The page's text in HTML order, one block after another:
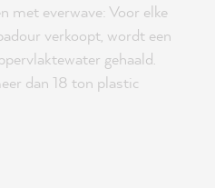
met everwave: Voor elke
verkoopt, wordt een
gehaald.
dan 18 ton plastic